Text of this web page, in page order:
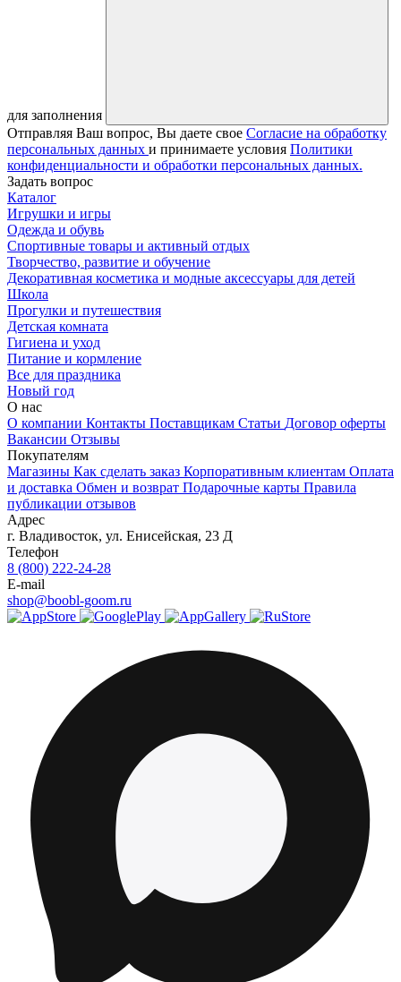
для заполнения
Отправляя Ваш вопрос, Вы даете свое Согласие на обработку
персональных данных и принимаете условия Политики
конфиденциальности и обработки персональных данных.
Задать вопрос
Каталог
Игрушки и игры
Одежда и обувь
Спортивные товары и активный отдых
Творчество, развитие и обучение
Декоративная косметика и модные аксессуары для детей
Школа
Прогулки и путешествия
Детская комната
Гигиена и уход
Питание и кормление
Все для праздника
Новый год
О нас
О компании Контакты Поставщикам Статьи Договор оферты
Вакансии Отзывы
Покупателям
Магазины Как сделать заказ Корпоративным клиентам Оплата
и доставка Обмен и возврат Подарочные карты Правила
публикации отзывов
Адрес
г. Владивосток, ул. Енисейская, 23 Д
Телефон
8 (800) 222-24-28
E-mail
shop@boobl-goom.ru